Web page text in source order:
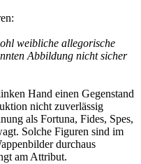
weibliche allegorische
Abbildung nicht sicher
Hand einen Gegenstand
nicht zuverlässig
als Fortuna, Fides, Spes,
Solche Figuren sind im
durchaus
am Attribut.